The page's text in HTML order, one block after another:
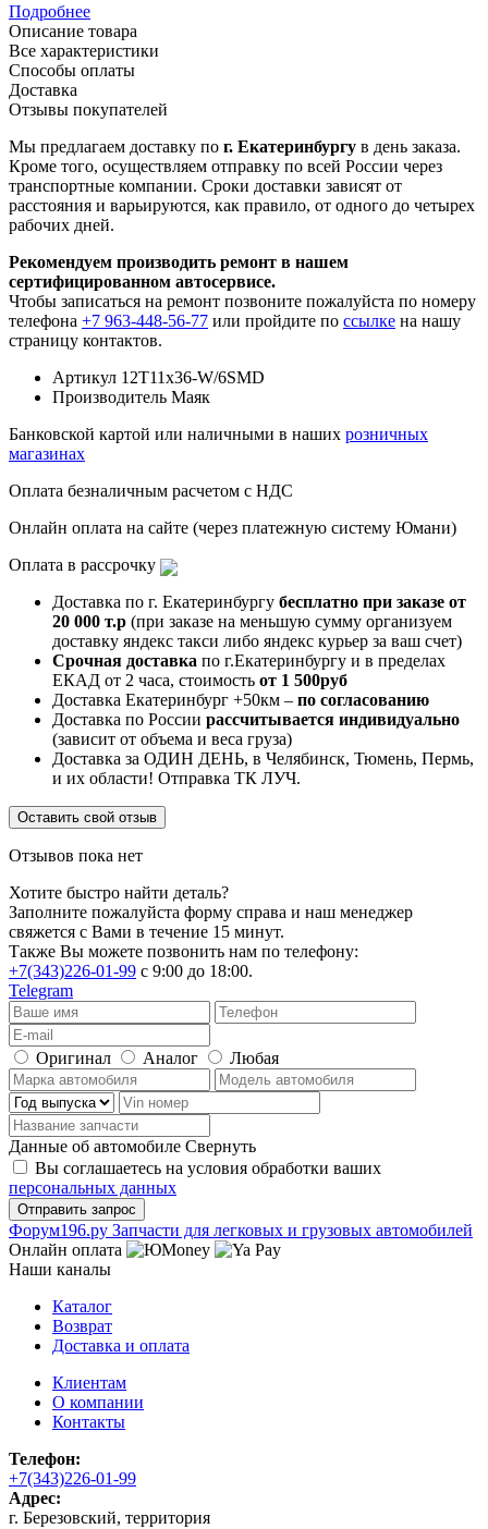
Подробнее
Описание товара
Все характеристики
Способы оплаты
Доставка
Отзывы покупателей
Мы предлагаем доставку по г. Екатеринбургу в день заказа.
Кроме того, осуществляем отправку по всей России через
транспортные компании. Сроки доставки зависят от
расстояния и варьируются, как правило, от одного до четырех
рабочих дней.
Рекомендуем производить ремонт в нашем
сертифицированном автосервисе.
Чтобы записаться на ремонт позвоните пожалуйста по номеру
телефона +7 963-448-56-77 или пройдите по ссылке на нашу
страницу контактов.
Артикул 12T11x36-W/6SMD
Производитель Маяк
Банковской картой или наличными в наших розничных
магазинах
Оплата безналичным расчетом с НДС
Онлайн оплата на сайте (через платежную систему Юмани)
Оплата в рассрочку
Доставка по г. Екатеринбургу бесплатно при заказе от
20 000 т.р (при заказе на меньшую сумму организуем
доставку яндекс такси либо яндекс курьер за ваш счет)
Срочная доставка по г.Екатеринбургу и в пределах
ЕКАД от 2 часа, стоимость от 1 500руб
Доставка Екатеринбург +50км – по согласованию
Доставка по России рассчитывается индивидуально
(зависит от объема и веса груза)
Доставка за ОДИН ДЕНЬ, в Челябинск, Тюмень, Пермь,
и их области! Отправка ТК ЛУЧ.
Оставить свой отзыв
Отзывов пока нет
Хотите быстро найти деталь?
Заполните пожалуйста форму справа и наш менеджер
свяжется с Вами в течение 15 минут.
Также Вы можете позвонить нам по телефону:
+7(343)226-01-99 с 9:00 до 18:00.
Telegram
Оригинал Аналог Любая
Данные об автомобиле Свернуть
Вы соглашаетесь на условия обработки ваших
персональных данных
Фoрум196.ру Запчасти для легковых и грузовых автомобилей
Онлайн оплата
Наши каналы
Каталог
Возврат
Доставка и оплата
Клиентам
О компании
Контакты
Телефон:
+7(343)226-01-99
Адрес:
г. Березовский, территория